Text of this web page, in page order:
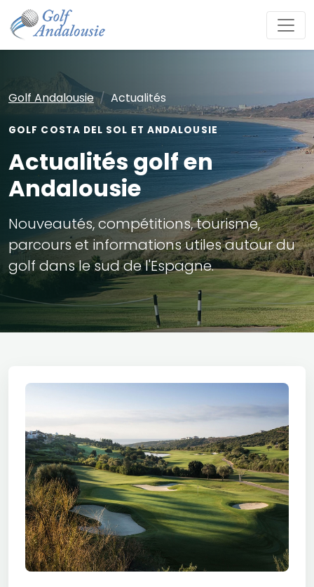
Golf Andalousie Actualités
GOLF COSTA DEL SOL ET ANDALOUSIE
Actualités golf en
Andalousie
Nouveautés, compétitions, tourisme,
parcours et informations utiles autour du
golf dans le sud de l'Espagne.